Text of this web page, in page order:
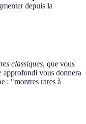
depuis la
classiques, que vous
approfondi vous donnera
: "montres rares à